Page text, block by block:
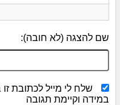
שם להצגה (לא חובה):
שלח לי מייל לכתובת
במידה וקיימת תגובה